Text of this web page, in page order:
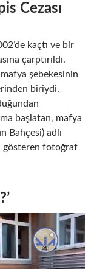
Cezası
kaçtı ve bir
çarptırıldı.
şebekesinin
biriydi.
başlatan, mafya
Bahçesi) adlı
gösteren fotoğraf